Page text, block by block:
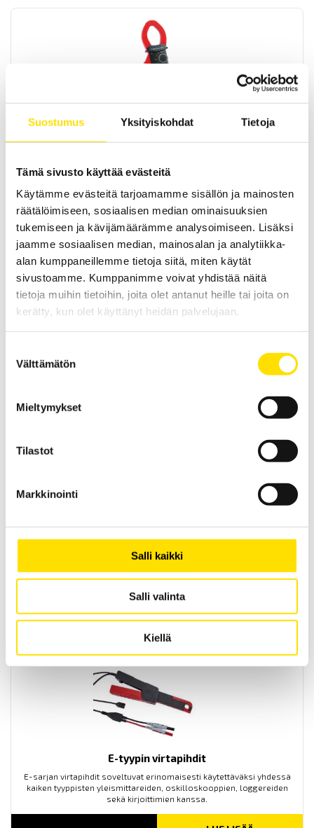
Suostumus Yksityiskohdat Tietoja
Tämä sivusto käyttää evästeitä
Käytämme evästeitä tarjoamamme sisällön ja mainosten
räätälöimiseen, sosiaalisen median ominaisuuksien
tukemiseen ja kävijämäärämme analysoimiseen. Lisäksi
jaamme sosiaalisen median, mainosalan ja analytiikka-
alan kumppaneillemme tietoja siitä, miten käytät
sivustoamme. Kumppanimme voivat yhdistää näitä
tietoja muihin tietoihin, joita olet antanut heille tai joita on
kerätty, kun olet käyttänyt heidän palvelujaan.
valinta
Välttämätön
Mieltymykset
Tilastot
Markkinointi
Salli kaikki
Salli valinta
Kiellä
F203, F404, F404T & F604 Monitoimipihtimittarit
AC/DC
LUE LISÄÄ
Monipuolinen virtapihti (AC/DC) kohtuulliseen hintaan. Kompakti
MX670 ja MX675 Monitoimipihtimittarit AC/DC
pylväsnäyttötoiminnolla. Mittaa sekä AC että DC-virtoja.
E-tyypin virtapihdit
E-sarjan virtapihdit soveltuvat erinomaisesti käytettäväksi yhdessä
kaiken tyyppisten yleismittareiden, oskilloskooppien, loggereiden
sekä kirjoittimien kanssa.